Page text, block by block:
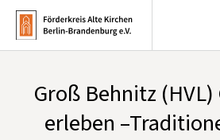
Aktuelles
Groß Behnitz
erleben